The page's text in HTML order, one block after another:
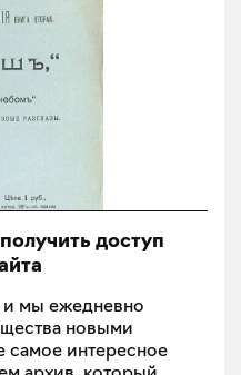
доступ
и мы ежедневно
новыми
самое интересное